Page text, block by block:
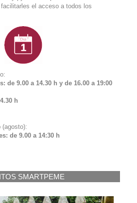
el acceso a todos los
de 9.00 a 14.30 h y de 16.00 a 19:00
h
(agosto):
de 9.00 a 14:30 h
SMARTPEME